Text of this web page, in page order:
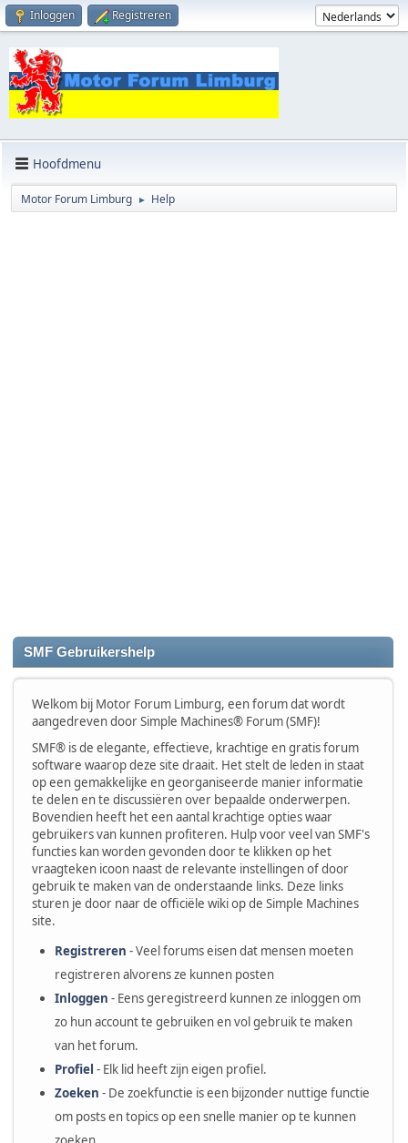
Inloggen Registreren
Hoofdmenu
Motor Forum Limburg ► Help
SMF Gebruikershelp
Welkom bij Motor Forum Limburg, een forum dat wordt
aangedreven door Simple Machines® Forum (SMF)!
SMF® is de elegante, effectieve, krachtige en gratis forum
software waarop deze site draait. Het stelt de leden in staat
op een gemakkelijke en georganiseerde manier informatie
te delen en te discussiëren over bepaalde onderwerpen.
Bovendien heeft het een aantal krachtige opties waar
gebruikers van kunnen profiteren. Hulp voor veel van SMF's
functies kan worden gevonden door te klikken op het
vraagteken icoon naast de relevante instellingen of door
gebruik te maken van de onderstaande links. Deze links
sturen je door naar de officiële wiki op de Simple Machines
site.
Registreren - Veel forums eisen dat mensen moeten
registreren alvorens ze kunnen posten
Inloggen - Eens geregistreerd kunnen ze inloggen om
zo hun account te gebruiken en vol gebruik te maken
van het forum.
Profiel - Elk lid heeft zijn eigen profiel.
Zoeken - De zoekfunctie is een bijzonder nuttige functie
om posts en topics op een snelle manier op te kunnen